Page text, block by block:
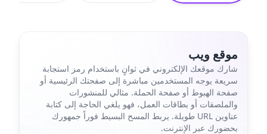
موقع ويب
شارك موقعك الإلكتروني في ثوانٍ باستخدام رمز استجابة
سريعة يوجه المستخدمين مباشرة إلى صفحتك الرئيسية أو
صفحة الهبوط أو صفحة الحملة. مثالي للمنشورات
والملصقات أو بطاقات العمل، فهو يلغي الحاجة إلى كتابة
عناوين URL طويلة. يربط المسح البسيط فوراً جمهورك
بحضورك عبر الإنترنت.